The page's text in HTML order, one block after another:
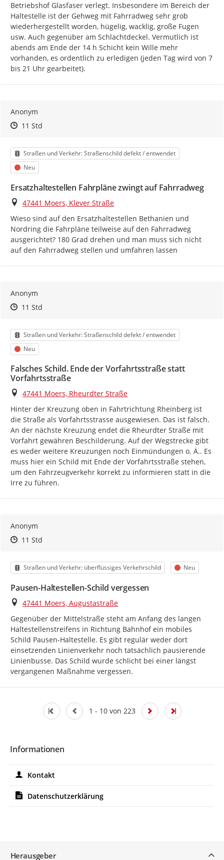
Betriebshof Glasfaser verlegt. Insbesondere im Bereich der
Haltestelle ist der Gehweg mit Fahrradweg sehr grob
wiederhergestellt worden, hügelig, wacklig, große Fugen
usw. Auch gegenüber am Schlachtdeckel. Vermutlich ist
abends am Ende der 14 h Schicht kein Wille mehr
vorhanden, es ordentlich zu erledigen (jeden Tag wird von 7
bis 21 Uhr gearbeitet).
Anonym
Zeitpunkt des Erstellens
Zeitpunkt des Erstellens
11 StdZur Äußerung
Kategorie
Straßen und Verkehr: Straßenschild defekt / entwendet
Status
Neu
Ersatzhaltestellen Fahrpläne zwingt auf Fahrradweg
Ort
47441 Moers, Klever Straße
Wieso sind auf den Ersatzhaltestellen Bethanien und
Nordring die Fahrpläne teilweise auf den Fahrradweg
ausgerichtet? 180 Grad drehen und man muss sich nicht
auf den Fahrradweg stellen und umfahren lassen
Anonym
Zeitpunkt des Erstellens
Zeitpunkt des Erstellens
11 StdZur Äußerung
Kategorie
Straßen und Verkehr: Straßenschild defekt / entwendet
Status
Neu
Falsches Schild. Ende der Vorfahrtsstraße statt
Vorfahrtsstraße
Ort
47441 Moers, Rheurdter Straße
Hinter der Kreuzung oben in Fahrtrichtung Rheinberg ist
die Straße als Vorfahrtsstrasse ausgewiesen. Das ist falsch.
An der nächste Kreuzung endet die Rheurdter Straße mit
Vorfahrt gewähren Beschilderung. Auf der Wegstrecke gibt
es weder weitere Kreuzungen noch Einmündungen o. Ä.. Es
muss hier ein Schild mit Ende der Vorfahrtsstraße stehen,
um den Fahrzeugverkehr korrekt zu informieren statt in die
Irre zu führen.
Anonym
Zeitpunkt des Erstellens
Zeitpunkt des Erstellens
11 StdZur Äußerung
Kategorie
Straßen und Verkehr: überflüssiges Verkehrschild Status
Neu
Pausen-Haltestellen-Schild vergessen
Ort
47441 Moers, Augustastraße
Gegenüber der Mittelstraße steht am Anfang des langen
Haltestellenstreifens in Richtung Bahnhof ein mobiles
Schild Pausen-Haltestelle. Es gibt regulär weder dort
einsetzenden Linienverkehr noch tatsächlich pausierende
Linienbusse. Das Schild wurde schlicht bei einer längst
vergangenen Maßnahme vergessen.
1 - 10 von 223
Informationen
Kontakt
Datenschutzerklärung
Herausgeber